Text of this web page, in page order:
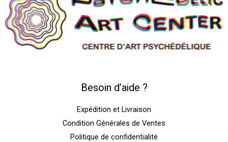
Besoin d’aide ?
Expédition et Livraison
Condition Générales de Ventes
Politique de confidentialité